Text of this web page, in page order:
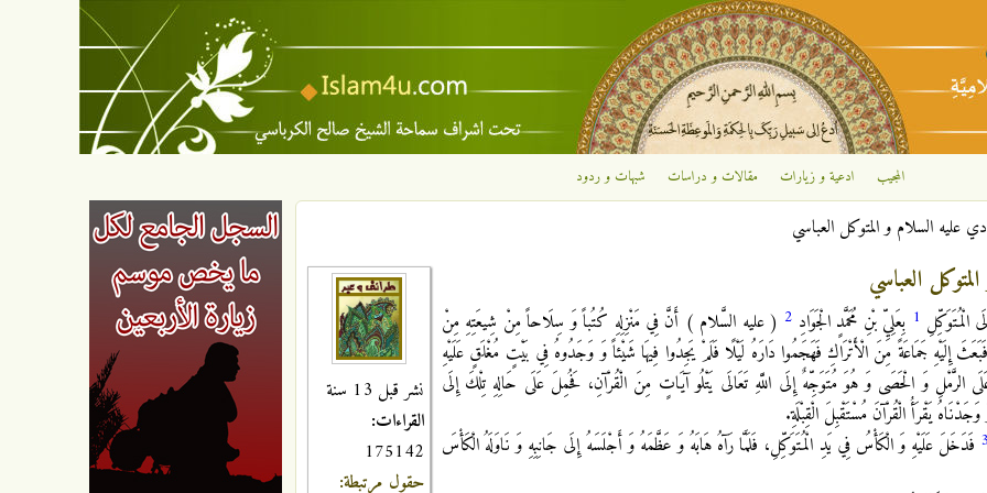
تجاوز إلى المحتوى الرئيسي
المجيب ادعية و زيارات مقالات و دراسات شبهات و ردود
عليه السلام و المتوكل العباسي
نشر قبل 13 سنة
القراءات:
175142
حقول مرتبطة:
العباسي
الْمُتَوَكِّلِ 1 بِعَلِيِّ بْنِ مُحَمَّدٍ الْجَوَادِ 2 ( عليه السَّلام ) أَنَّ فِي مَنْزِلِهِ كُتُباً وَ سِلَاحاً مِنْ شِيعَتِهِ مِنْ
إِلَيْهِ جَمَاعَةً مِنَ الْأَتْرَاكِ فَهَجَمُوا دَارَهُ لَيْلًا فَلَمْ يَجِدُوا فِيهَا شَيْئاً وَ وَجَدُوهُ فِي بَيْتٍ مُغْلَقٍ عَلَيْهِ
وَ الْحَصَى وَ هُوَ مُتَوَجِّهٌ إِلَى اللَّهِ تَعَالَى يَتْلُو آيَاتٍ مِنَ الْقُرْآنِ، فَحُمِلَ عَلَى حَالِهِ تِلْكَ إِلَى
يَقْرَأُ الْقُرْآنَ مُسْتَقْبِلَ الْقِبْلَةِ.
3 فَدَخَلَ عَلَيْهِ وَ الْكَأْسُ فِي يَدِ الْمُتَوَكِّلِ، فَلَمَّا رَآهُ هَابَهُ وَ عَظَّمَهُ وَ أَجْلَسَهُ إِلَى جَانِبِهِ وَ نَاوَلَهُ الْكَأْسَ